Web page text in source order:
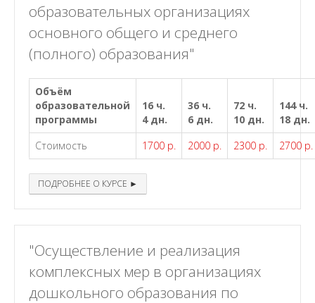
образовательных организациях
основного общего и среднего
(полного) образования"
Объём
образовательной
программы
16 ч.
4 дн.
36 ч.
6 дн.
72 ч.
10 дн.
144 ч.
18 дн.
Стоимость
1700 р. 2000 р. 2300 р. 2700 р.
ПОДРОБНЕЕ О КУРСЕ ►
"Осуществление и реализация
комплексных мер в организациях
дошкольного образования по